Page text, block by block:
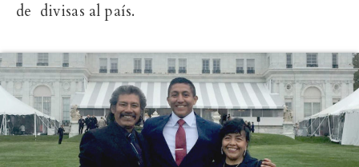
de divisas al país.